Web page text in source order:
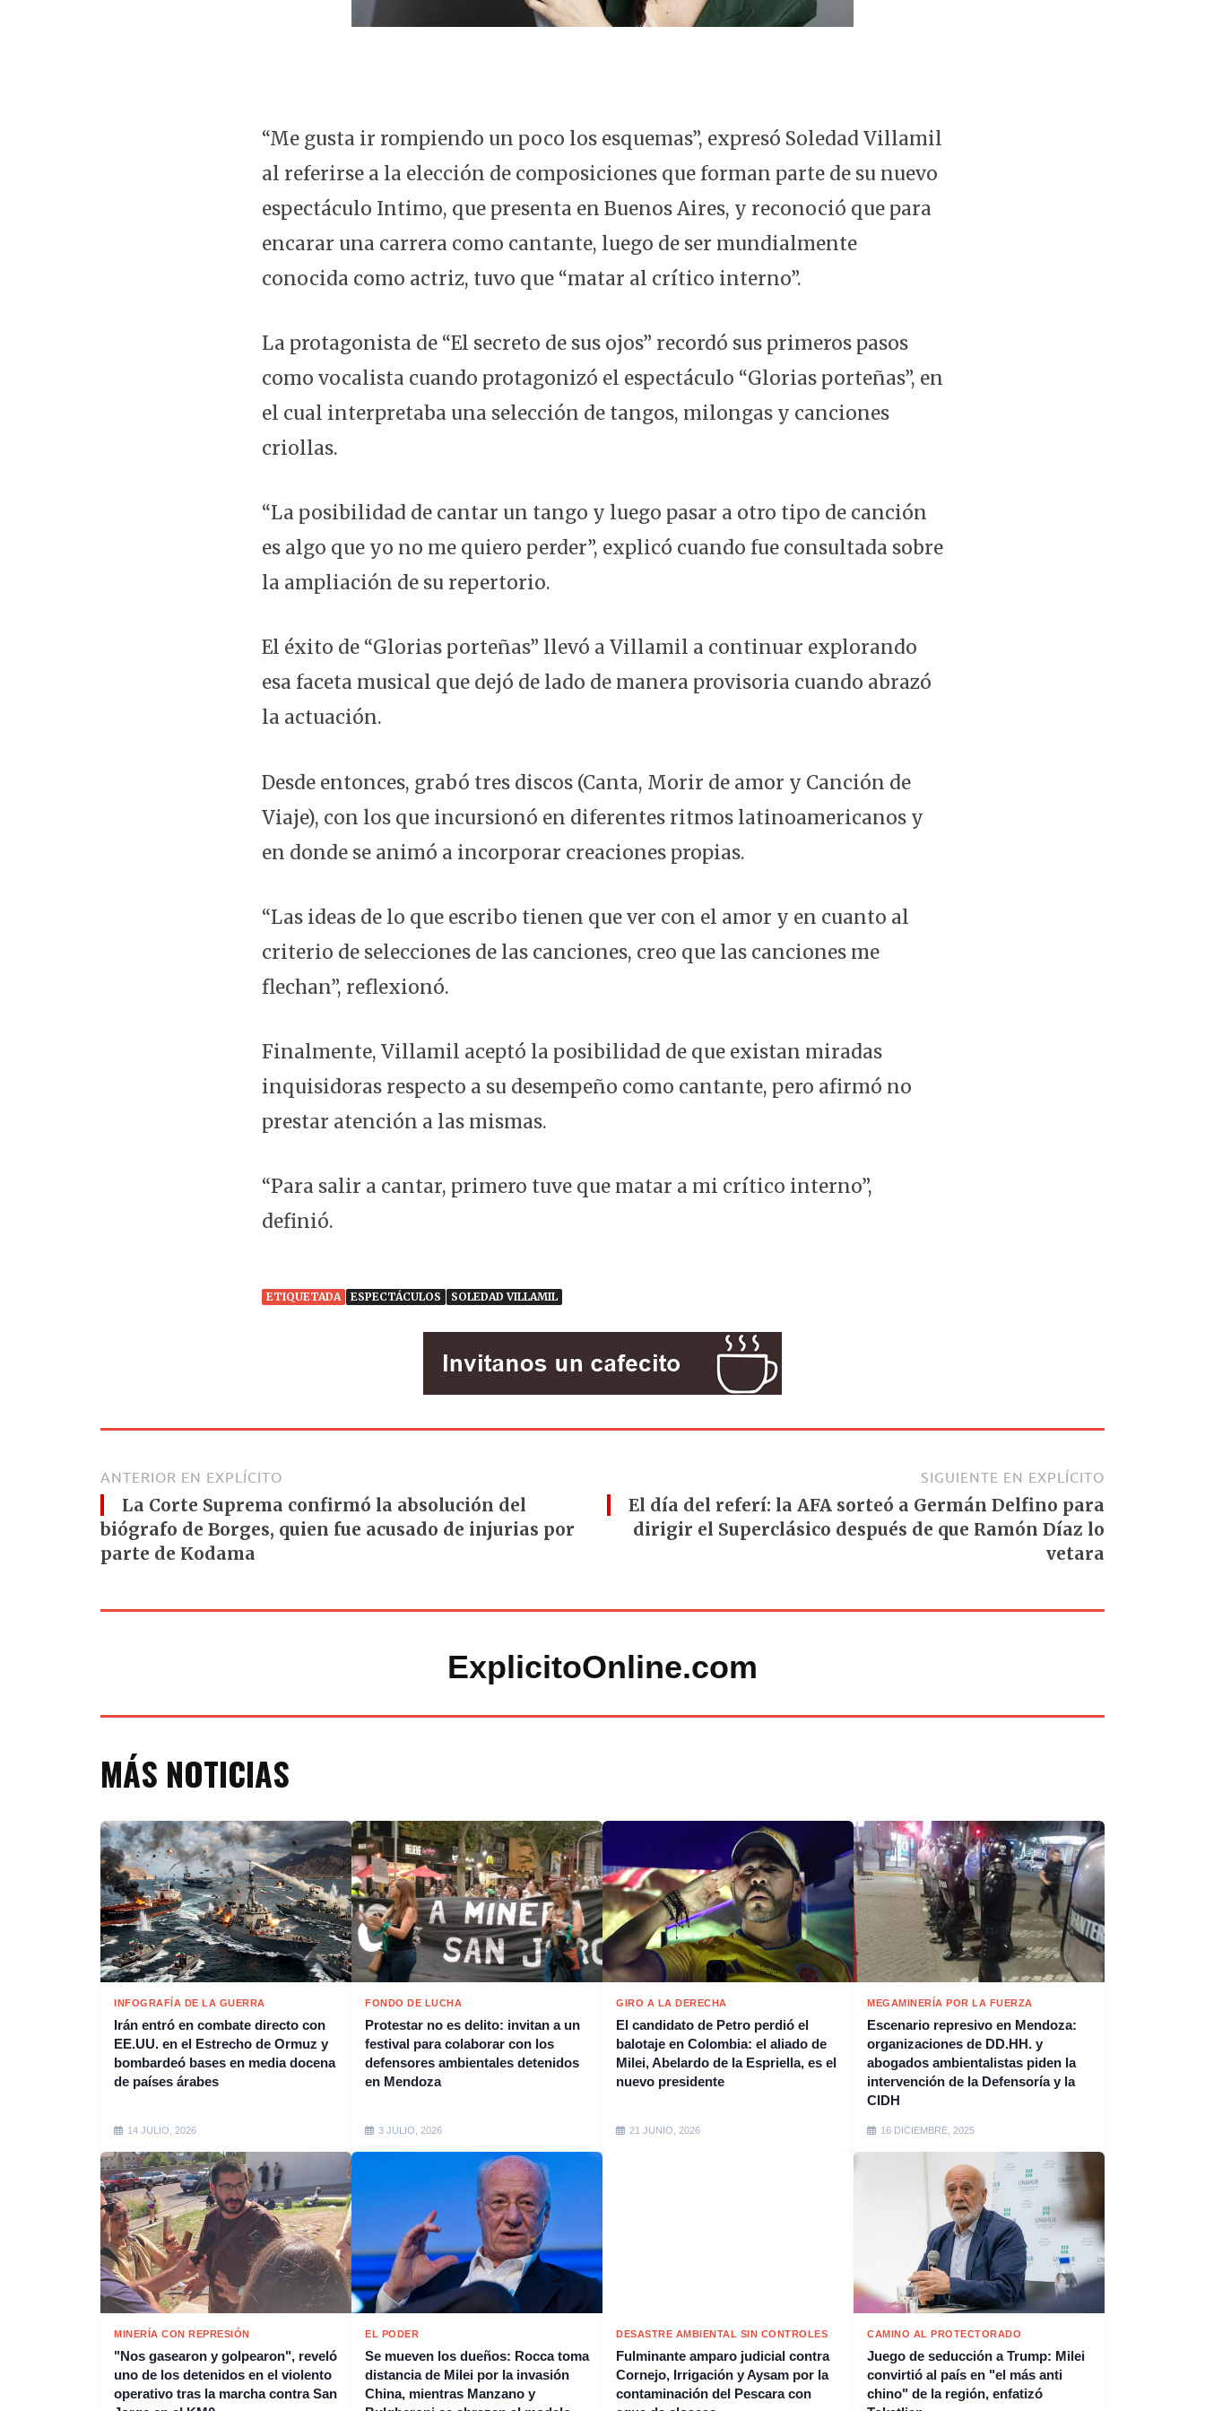
“Me gusta ir rompiendo un poco los esquemas”, expresó Soledad Villamil
al referirse a la elección de composiciones que forman parte de su nuevo
espectáculo Intimo, que presenta en Buenos Aires, y reconoció que para
encarar una carrera como cantante, luego de ser mundialmente
conocida como actriz, tuvo que “matar al crítico interno”.
La protagonista de “El secreto de sus ojos” recordó sus primeros pasos
como vocalista cuando protagonizó el espectáculo “Glorias porteñas”, en
el cual interpretaba una selección de tangos, milongas y canciones
criollas.
“La posibilidad de cantar un tango y luego pasar a otro tipo de canción
es algo que yo no me quiero perder”, explicó cuando fue consultada sobre
la ampliación de su repertorio.
El éxito de “Glorias porteñas” llevó a Villamil a continuar explorando
esa faceta musical que dejó de lado de manera provisoria cuando abrazó
la actuación.
Desde entonces, grabó tres discos (Canta, Morir de amor y Canción de
Viaje), con los que incursionó en diferentes ritmos latinoamericanos y
en donde se animó a incorporar creaciones propias.
“Las ideas de lo que escribo tienen que ver con el amor y en cuanto al
criterio de selecciones de las canciones, creo que las canciones me
flechan”, reflexionó.
Finalmente, Villamil aceptó la posibilidad de que existan miradas
inquisidoras respecto a su desempeño como cantante, pero afirmó no
prestar atención a las mismas.
“Para salir a cantar, primero tuve que matar a mi crítico interno”,
definió.
ETIQUETADA ESPECTÁCULOS SOLEDAD VILLAMIL
ANTERIOR EN EXPLÍCITO
La Corte Suprema confirmó la absolución del
biógrafo de Borges, quien fue acusado de injurias por
parte de Kodama
SIGUIENTE EN EXPLÍCITO
El día del referí: la AFA sorteó a Germán Delfino para
dirigir el Superclásico después de que Ramón Díaz lo
vetara
ExplicitoOnline.com
MÁS NOTICIAS
INFOGRAFÍA DE LA GUERRA
Irán entró en combate directo con
EE.UU. en el Estrecho de Ormuz y
bombardeó bases en media docena
de países árabes
14 JULIO, 2026
FONDO DE LUCHA
Protestar no es delito: invitan a un
festival para colaborar con los
defensores ambientales detenidos
en Mendoza
3 JULIO, 2026
GIRO A LA DERECHA
El candidato de Petro perdió el
balotaje en Colombia: el aliado de
Milei, Abelardo de la Espriella, es el
nuevo presidente
21 JUNIO, 2026
MEGAMINERÍA POR LA FUERZA
Escenario represivo en Mendoza:
organizaciones de DD.HH. y
abogados ambientalistas piden la
intervención de la Defensoría y la
CIDH
16 DICIEMBRE, 2025
MINERÍA CON REPRESIÓN
"Nos gasearon y golpearon", reveló
uno de los detenidos en el violento
operativo tras la marcha contra San
EL PODER
Se mueven los dueños: Rocca toma
distancia de Milei por la invasión
China, mientras Manzano y
DESASTRE AMBIENTAL SIN CONTROLES
Fulminante amparo judicial contra
Cornejo, Irrigación y Aysam por la
contaminación del Pescara con
CAMINO AL PROTECTORADO
Juego de seducción a Trump: Milei
convirtió al país en "el más anti
chino" de la región, enfatizó